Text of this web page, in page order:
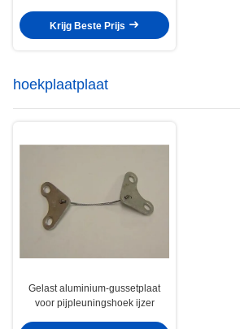
Krijg Beste Prijs
hoekplaatplaat
Gelast aluminium-gussetplaat
voor pijpleuningshoek ijzer